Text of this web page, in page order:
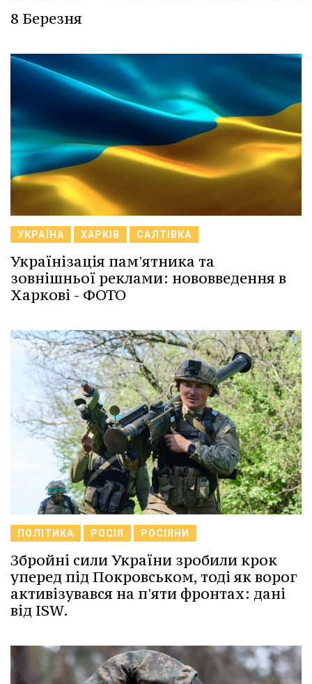
8 Березня
УКРАЇНА ХАРКІВ САЛТІВКА
Українізація пам'ятника та
зовнішньої реклами: нововведення в
Харкові - ФОТО
ПОЛІТИКА РОСІЯ РОСІЯНИ
Збройні сили України зробили крок
уперед під Покровськом, тоді як ворог
активізувався на п'яти фронтах: дані
від ISW.